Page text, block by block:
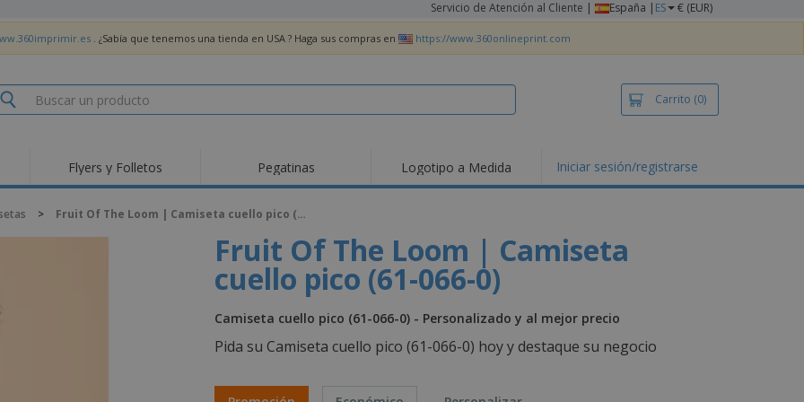
Servicio de Atención al Cliente | España | ES € (EUR)
. ¿Sabía que tenemos una tienda en USA ? Haga sus compras en https://www.360onlineprint.com
Carrito (0)
Tendencias Nuevos productos
y guiones
Equipos y suministros
para servicio de
alimentos
Desechables
Relojes de pulsera
Copas y Trofeos
Comida y Dulces
Bordados
Actividades al aire
libre
Trabajo desde casa
Cajas de Envío
Productos ecológicos
Flyers y Folletos Pegatinas Logotipo a Medida Iniciar sesión/registrarse
> Fruit Of The Loom | Camiseta cuello pico (61-066-0)
Fruit Of The Loom | Camiseta
cuello pico (61-066-0)
Camiseta cuello pico (61-066-0) - Personalizado y al mejor precio
Pida su Camiseta cuello pico (61-066-0) hoy y destaque su negocio